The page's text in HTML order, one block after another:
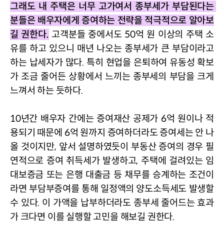
그래도 내 주택은 너무 고가여서 종부세가 부담된다는
분들은 배우자에게 증여하는 전략을 적극적으로 알아보
길 권한다. 고객분들 중에서도 50억 원 이상의 주택 소
유를 하고 있으니 매년 나오는 종부세가 큰 부담이라고
하는 납세자가 많다. 특히 현업을 은퇴하여 유동성 확보
가 조금 줄어든 상황에서 느끼는 종부세의 부담을 크게
느껴서 하는 듯하다.
10년간 배우자 간에는 증여재산 공제가 6억 원이나 적
용되기 때문에 6억 원까지 증여하더라도 증여세는 안 나
올 것이지만, 앞서 설명하였듯이 부동산 증여의 경우 필
연적으로 증여 취득세가 발생하고, 주택에 걸려있는 임
대보증금 또는 은행 대출금 등 채무를 승계하는 조건이
라면 부담부증여를 통해 일정액의 양도소득세도 발생할
수 있다. 이 가액을 납부하더라도 종부세 줄어드는 효과
가 크다면 이를 실행할 고민을 해보길 권한다.